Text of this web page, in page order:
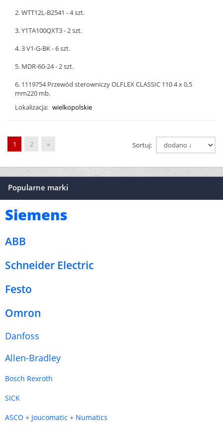
2. WTT12L-B2541 - 4 szt.
3. Y1TA100QXT3 - 2 szt.
4. 3 V1-G-BK - 6 szt.
5. MDR-60-24 - 2 szt.
6. 1119754 Przewód sterowniczy OLFLEX CLASSIC 110 4 x 0,5
mm220 mb.
Lokalizacja: wielkopolskie
1 2 » Sortuj:
Popularne marki
Siemens
ABB
Schneider Electric
Festo
Omron
Danfoss
Allen-Bradley
Bosch Rexroth
SICK
ASCO + Joucomatic + Numatics